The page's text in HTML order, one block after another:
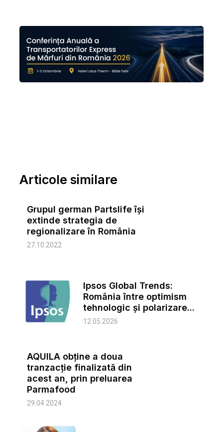
Articole similare
Grupul german Partslife își
extinde strategia de
regionalizare în România
27.10.2022
Ipsos Global Trends:
România între optimism
tehnologic și polarizare...
12.05.2026
AQUILA obține a doua
tranzacție finalizată din
acest an, prin preluarea
Parmafood
29.04.2024